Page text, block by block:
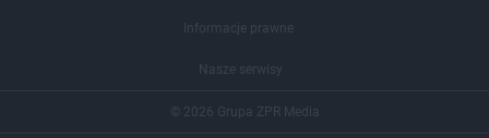
Informacje prawne
Nasze serwisy
© 2026 Grupa ZPR Media